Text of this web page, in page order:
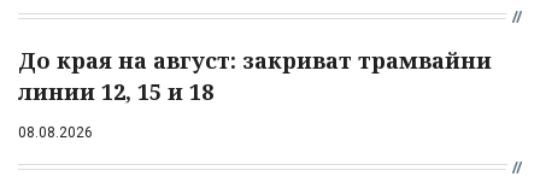
До края на август: закриват трамвайни
линии 12, 15 и 18
08.08.2026